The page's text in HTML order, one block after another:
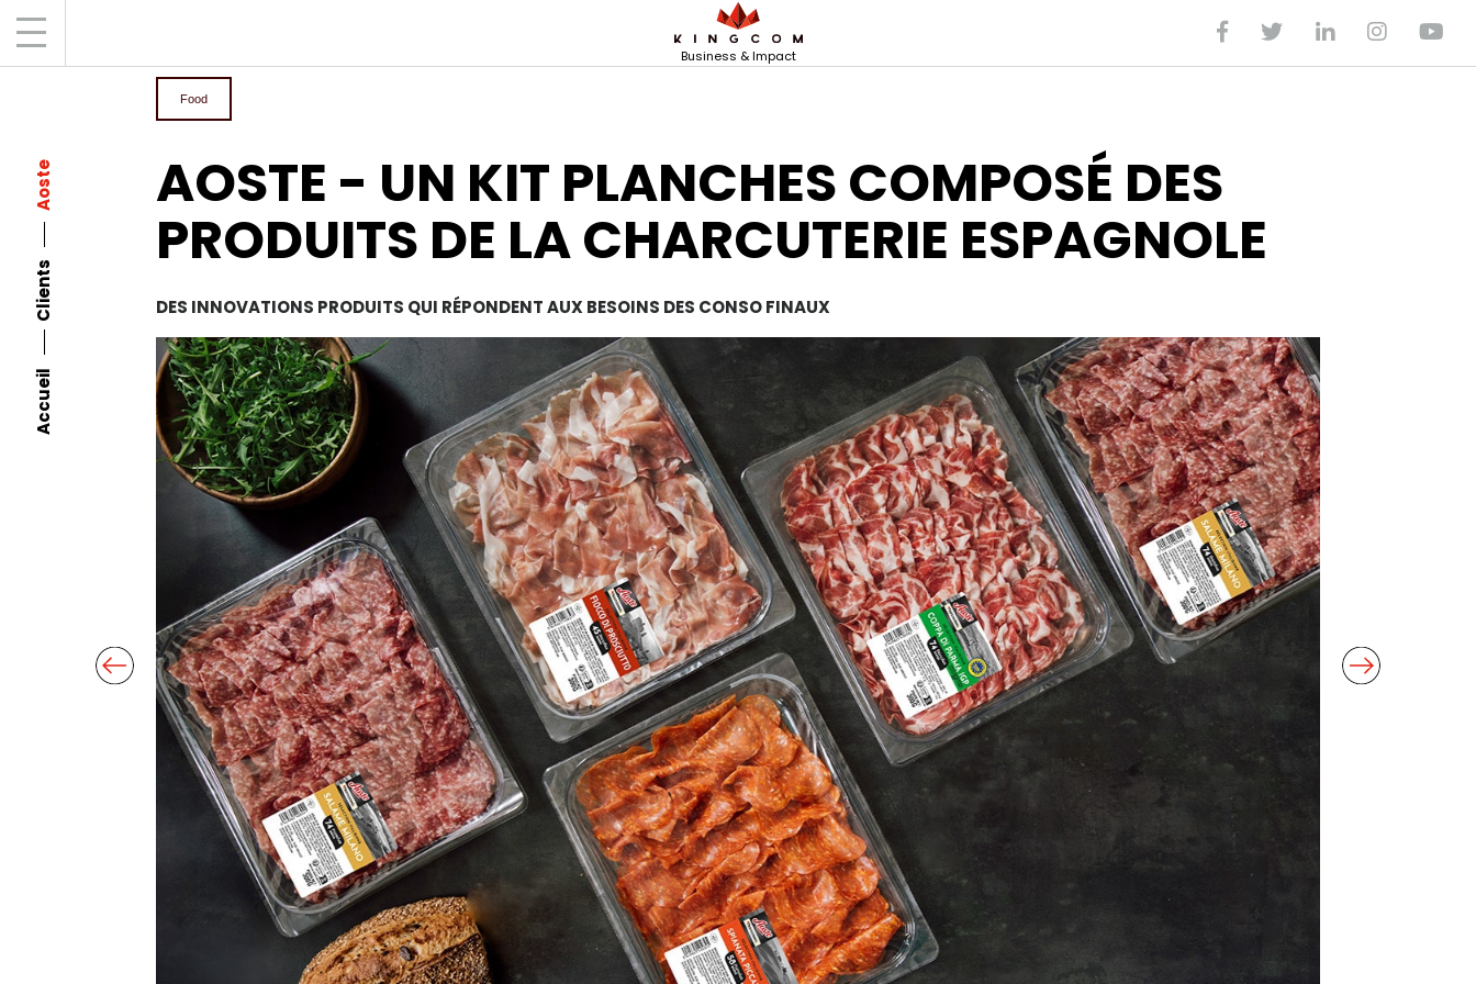
Business & Impact
Accueil
Clients
Aoste
Food
AOSTE - UN KIT PLANCHES COMPOSÉ DES
PRODUITS DE LA CHARCUTERIE ESPAGNOLE
DES INNOVATIONS PRODUITS QUI RÉPONDENT AUX BESOINS DES CONSO FINAUX